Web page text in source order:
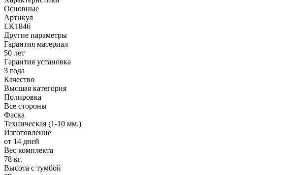
Основные
Артикул
LK1846
Другие параметры
Гарантия материал
50 лет
Гарантия установка
3 года
Качество
Высшая категория
Полировка
Все стороны
Фаска
Техническая (1-10 мм.)
Изготовление
от 14 дней
Вес комплекта
78 кг.
Высота с тумбой